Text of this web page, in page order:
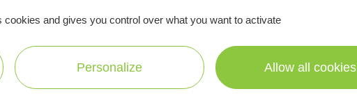
cookies and gives you control over what you want to activate
Personalize Allow all cookies